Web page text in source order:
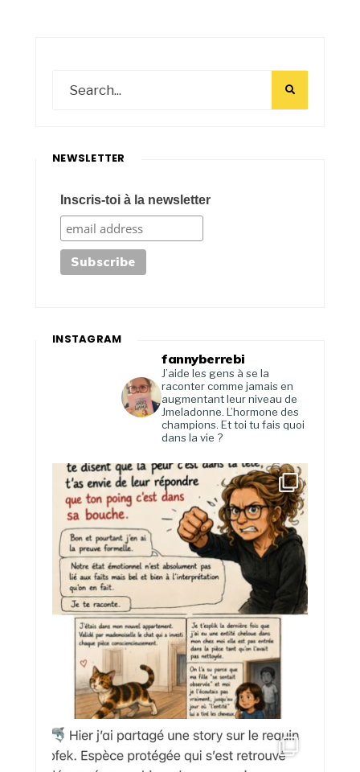
NEWSLETTER
Inscris-toi à la newsletter
INSTAGRAM
fannyberrebi
J’aide les gens à se la
raconter comme jamais en
augmentant leur niveau de
Jmeladonne. L’hormone des
champions. Et toi tu fais quoi
dans la vie ?